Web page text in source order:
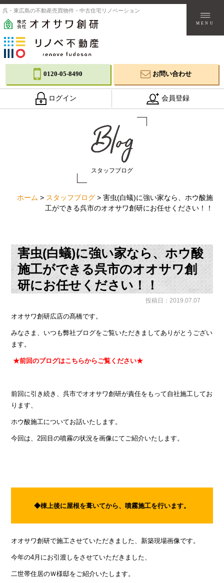
呉・東広島の不動産売買物件・中古住宅リノベーション
MENU
0120-05-8490 お問い合わせ
ログイン 会員登録
スタッフブログ
ホーム > スタッフブログ> 害虫(白蟻)に強い家なら、ホウ酸施
工ができる呉市のオオサワ創研にお任せください！！
害虫(白蟻)に強い家なら、ホウ酸
施工ができる呉市のオオサワ創
研にお任せください！！
投稿日：2019.07.07
オオサワ創研広店の髙橋です。
みなさま、いつも弊社ブログをご覧いただきましてありがとうござい
ます。
★前回のブログはこちらからご覧ください★
前回に引き続き、呉市でオオサワ創研が責任をもって自社施工してお
ります、
ホウ酸施工についてお話いたします。
今回は、2回目の噴霧の状況を画像にてご紹介いたします。
◆棟上後に屋根を葺いてから、噴霧施工を行います。
オオサワ創研で施工させていただきました、新築現場画像です。
今年の4月にお引渡しをさせていただきました、
二世帯住居のＷ様邸をご紹介いたします。